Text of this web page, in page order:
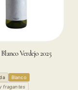
Verdejo 2025
Blanco
fragantes